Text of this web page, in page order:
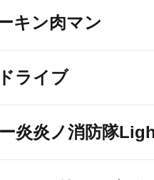
キン肉マン
ライブ
炎炎ノ消防隊